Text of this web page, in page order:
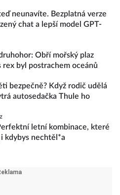
neunavíte. Bezplatná verze
chat a lepší model GPT-
Obří mořský plaz
rex byl postrachem oceánů
bezpečně? Když rodič udělá
autosedačka Thule ho
letní kombinace, které
kdybys nechtěl*a